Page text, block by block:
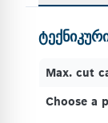
Max. cut
Choose a